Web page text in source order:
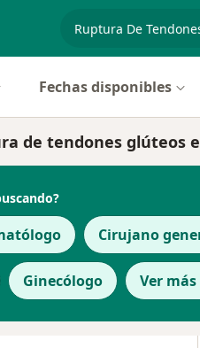
especialidad,
Fechas disponibles
de tendones glúteos
Cirujano
Ginecólogo Ver más